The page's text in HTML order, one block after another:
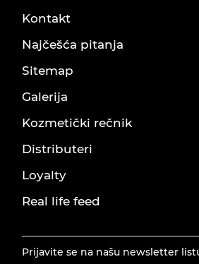
Kontakt
Najčešća pitanja
Sitemap
Galerija
Kozmetički rečnik
Distributeri
Loyalty
Real life feed
Prijavite se na našu newsletter